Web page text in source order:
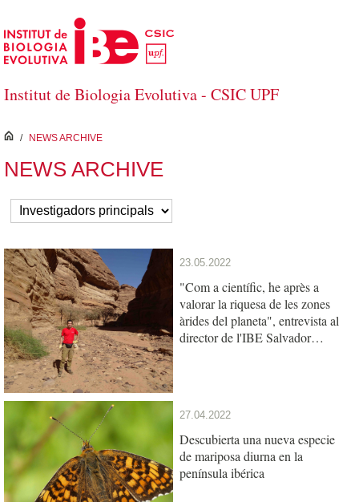
Skip to Main Content
Institut de Biologia Evolutiva - CSIC UPF
inici
/ NEWS ARCHIVE
NEWS ARCHIVE
23.05.2022
"Com a científic, he après a
valorar la riquesa de les zones
àrides del planeta", entrevista al
director de l'IBE Salvador
27.04.2022
Descubierta una nueva especie
de mariposa diurna en la
península ibérica